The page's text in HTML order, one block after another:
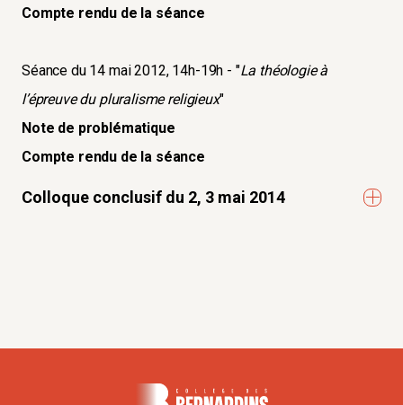
Compte rendu de la séance
Séance du 14 mai 2012, 14h-19h - "La théologie à
l’épreuve du pluralisme religieux"
Note de problématique
Compte rendu de la séance
Colloque conclusif du 2, 3 mai 2014